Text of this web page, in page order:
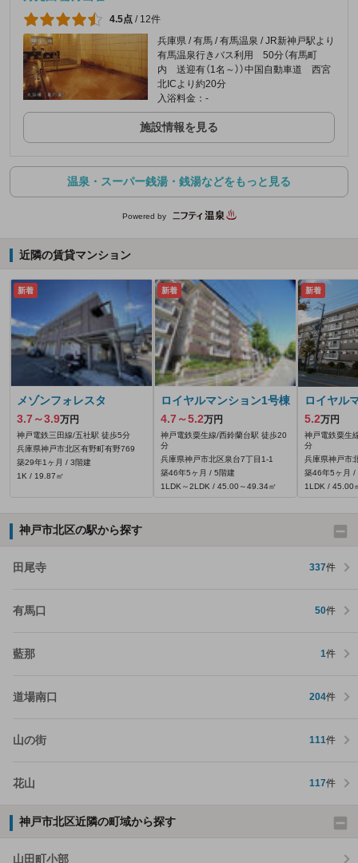
4.5点 / 12件
兵庫県 / 有馬 / 有馬温泉 / JR新神戸駅より
有馬温泉行きバス利用 50分（有馬町
内 送迎有（1名～））中国自動車道 西宮
北ICより約20分
入浴料金：-
施設情報を見る
温泉・スーパー銭湯・銭湯などをもっと見る
Powered by
近隣の賃貸マンション
新着
メゾンフォレスタ
3.7～3.9万円
神戸電鉄三田線/五社駅 徒歩5分
兵庫県神戸市北区有野町有野769
築29年1ヶ月 / 3階建
1K / 19.87㎡
新着
ロイヤルマンション1号棟
4.7～5.2万円
神戸電鉄粟生線/西鈴蘭台駅 徒歩20
分
兵庫県神戸市北区泉台7丁目1-1
築46年5ヶ月 / 5階建
1LDK～2LDK / 45.00～49.34㎡
新着
ロイヤル
5.2万円
神戸電鉄粟生
分
兵庫県神戸市
築46年5ヶ月 /
1LDK / 45.00
神戸市北区の駅から探す
田尾寺 337件
有馬口 50件
藍那 1件
道場南口 204件
山の街 111件
花山 117件
神戸市北区近隣の町域から探す
山田町小部